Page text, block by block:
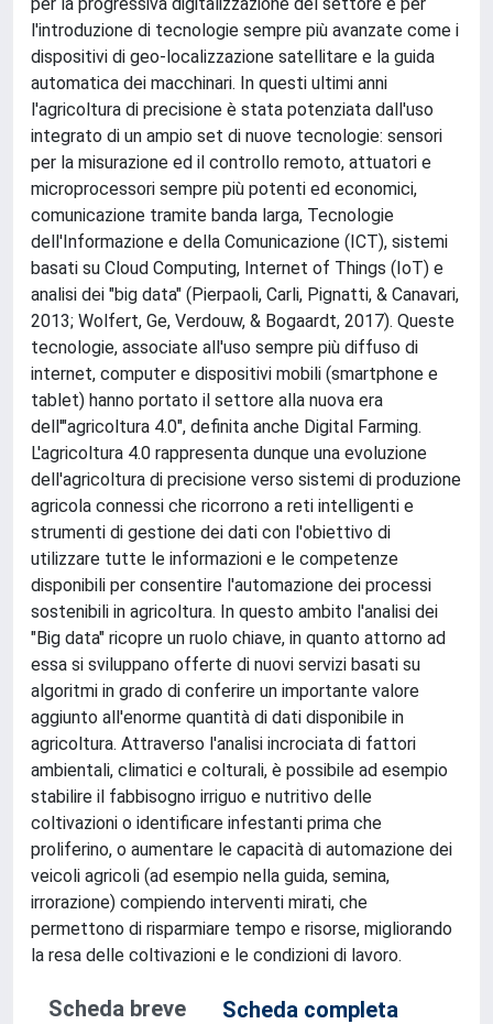
l'introduzione di tecnologie sempre più avanzate come i
dispositivi di geo-localizzazione satellitare e la guida
automatica dei macchinari. In questi ultimi anni
l'agricoltura di precisione è stata potenziata dall'uso
integrato di un ampio set di nuove tecnologie: sensori
per la misurazione ed il controllo remoto, attuatori e
microprocessori sempre più potenti ed economici,
comunicazione tramite banda larga, Tecnologie
dell'Informazione e della Comunicazione (ICT), sistemi
basati su Cloud Computing, Internet of Things (IoT) e
analisi dei "big data" (Pierpaoli, Carli, Pignatti, & Canavari,
2013; Wolfert, Ge, Verdouw, & Bogaardt, 2017). Queste
tecnologie, associate all'uso sempre più diffuso di
internet, computer e dispositivi mobili (smartphone e
tablet) hanno portato il settore alla nuova era
dell'"agricoltura 4.0", definita anche Digital Farming.
L'agricoltura 4.0 rappresenta dunque una evoluzione
dell'agricoltura di precisione verso sistemi di produzione
agricola connessi che ricorrono a reti intelligenti e
strumenti di gestione dei dati con l'obiettivo di
utilizzare tutte le informazioni e le competenze
disponibili per consentire l'automazione dei processi
sostenibili in agricoltura. In questo ambito l'analisi dei
"Big data" ricopre un ruolo chiave, in quanto attorno ad
essa si sviluppano offerte di nuovi servizi basati su
algoritmi in grado di conferire un importante valore
aggiunto all'enorme quantità di dati disponibile in
agricoltura. Attraverso l'analisi incrociata di fattori
ambientali, climatici e colturali, è possibile ad esempio
stabilire il fabbisogno irriguo e nutritivo delle
coltivazioni o identificare infestanti prima che
proliferino, o aumentare le capacità di automazione dei
veicoli agricoli (ad esempio nella guida, semina,
irrorazione) compiendo interventi mirati, che
permettono di risparmiare tempo e risorse, migliorando
la resa delle coltivazioni e le condizioni di lavoro.
Scheda breve
Scheda completa